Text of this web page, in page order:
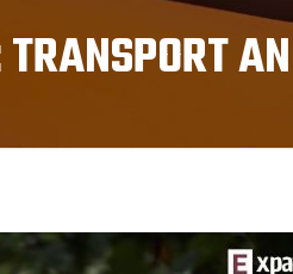
TRANSPORT